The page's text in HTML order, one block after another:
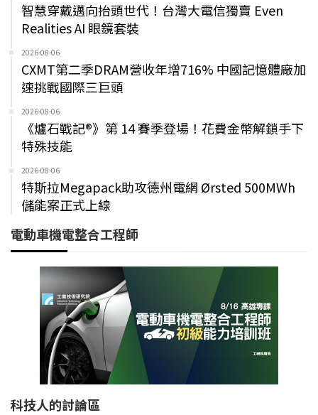
智慧穿戴邁向抬頭世代！台灣大電信獨賣 Even
Realities AI 眼鏡套裝
2026-08-06
CXMT第二季DRAM營收年增716% 中國記憶體廠加
速挑戰國際三巨頭
2026-08-06
《爐石戰記®》第 14 賽季登場！花費金幣解鎖手下
特殊技能
2026-08-06
特斯拉Megapack助攻德州電網 Ørsted 500MWh
儲能案正式上線
電動車機電整合工程師
科技人的討論區